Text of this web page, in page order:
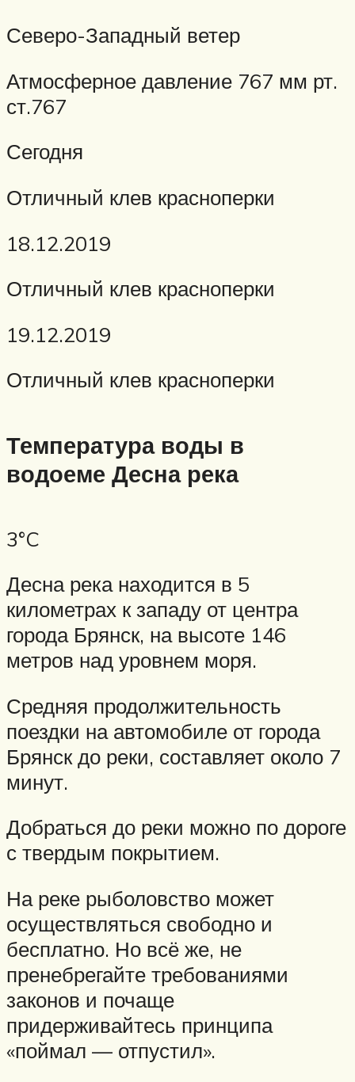
Северо-Западный ветер
Атмосферное давление 767 мм рт.
ст.767
Сегодня
Отличный клев красноперки
18.12.2019
Отличный клев красноперки
19.12.2019
Отличный клев красноперки
Температура воды в
водоеме Десна река
3°C
Десна река находится в 5
километрах к западу от центра
города Брянск, на высоте 146
метров над уровнем моря.
Средняя продолжительность
поездки на автомобиле от города
Брянск до реки, составляет около 7
минут.
Добраться до реки можно по дороге
с твердым покрытием.
На реке рыболовство может
осуществляться свободно и
бесплатно. Но всё же, не
пренебрегайте требованиями
законов и почаще
придерживайтесь принципа
«поймал — отпустил».